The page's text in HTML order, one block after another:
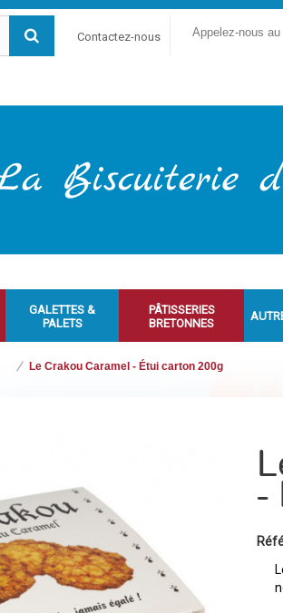
Contactez-nous Appelez-nous au
GALETTES &
PALETS
PÂTISSERIES
BRETONNES
Le Crakou Caramel - Étui carton 200g
-